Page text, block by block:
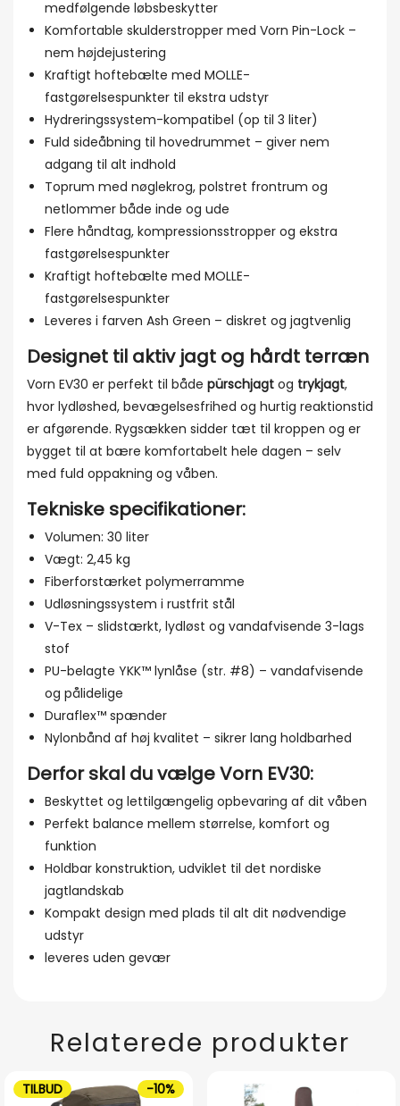
medfølgende løbsbeskytter
Komfortable skulderstropper med Vorn Pin-Lock –
nem højdejustering
Kraftigt hoftebælte med MOLLE-
fastgørelsespunkter til ekstra udstyr
Hydreringssystem-kompatibel (op til 3 liter)
Fuld sideåbning til hovedrummet – giver nem
adgang til alt indhold
Toprum med nøglekrog, polstret frontrum og
netlommer både inde og ude
Flere håndtag, kompressionsstropper og ekstra
fastgørelsespunkter
Kraftigt hoftebælte med MOLLE-
fastgørelsespunkter
Leveres i farven Ash Green – diskret og jagtvenlig
Designet til aktiv jagt og hårdt terræn
Vorn EV30 er perfekt til både pürschjagt og trykjagt,
hvor lydløshed, bevægelsesfrihed og hurtig reaktionstid
er afgørende. Rygsækken sidder tæt til kroppen og er
bygget til at bære komfortabelt hele dagen – selv
med fuld oppakning og våben.
Tekniske specifikationer:
Volumen: 30 liter
Vægt: 2,45 kg
Fiberforstærket polymerramme
Udløsningssystem i rustfrit stål
V-Tex – slidstærkt, lydløst og vandafvisende 3-lags
stof
PU-belagte YKK™ lynlåse (str. #8) – vandafvisende
og pålidelige
Duraflex™ spænder
Nylonbånd af høj kvalitet – sikrer lang holdbarhed
Derfor skal du vælge Vorn EV30:
Beskyttet og lettilgængelig opbevaring af dit våben
Perfekt balance mellem størrelse, komfort og
funktion
Holdbar konstruktion, udviklet til det nordiske
jagtlandskab
Kompakt design med plads til alt dit nødvendige
udstyr
leveres uden gevær
Relaterede produkter
TILBUD -10%